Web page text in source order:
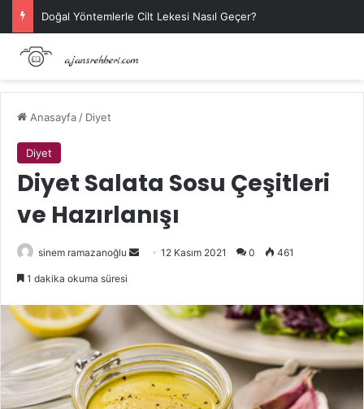
Doğal Yöntemlerle Cilt Lekesi Nasıl Geçer?
Anasayfa / Diyet
Diyet
Diyet Salata Sosu Çeşitleri
ve Hazırlanışı
sinem ramazanoğlu
Bir
göndermek
12 Kasım 2021 0 461
1 dakika okuma süresi